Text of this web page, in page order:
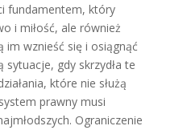
fundamentem, który
i miłość, ale również
im wznieść się i osiągnąć
gdy skrzydła te
które nie służą
prawny musi
Ograniczenie